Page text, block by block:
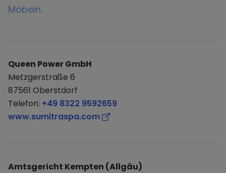
Möbeln.
Queen Power GmbH
Metzgerstraße 6
87561 Oberstdorf
Telefon: +49 8322 9592659
www.sumitraspa.com
Amtsgericht Kempten (Allgäu)